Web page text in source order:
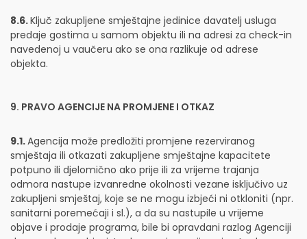
8.6.Ključ zakupljene smještajne jedinice davatelj usluga
predaje gostima u samom objektu ili na adresi za check-in
navedenoj u vaučeru ako se ona razlikuje od adrese
objekta.
9. PRAVO AGENCIJE NA PROMJENE I OTKAZ
9.1.Agencija može predložiti promjene rezerviranog
smještaja ili otkazati zakupljene smještajne kapacitete
potpuno ili djelomično ako prije ili za vrijeme trajanja
odmora nastupe izvanredne okolnosti vezane isključivo uz
zakupljeni smještaj, koje se ne mogu izbjeći ni otkloniti (npr.
sanitarni poremećaji i sl.), a da su nastupile u vrijeme
objave i prodaje programa, bile bi opravdani razlog Agenciji